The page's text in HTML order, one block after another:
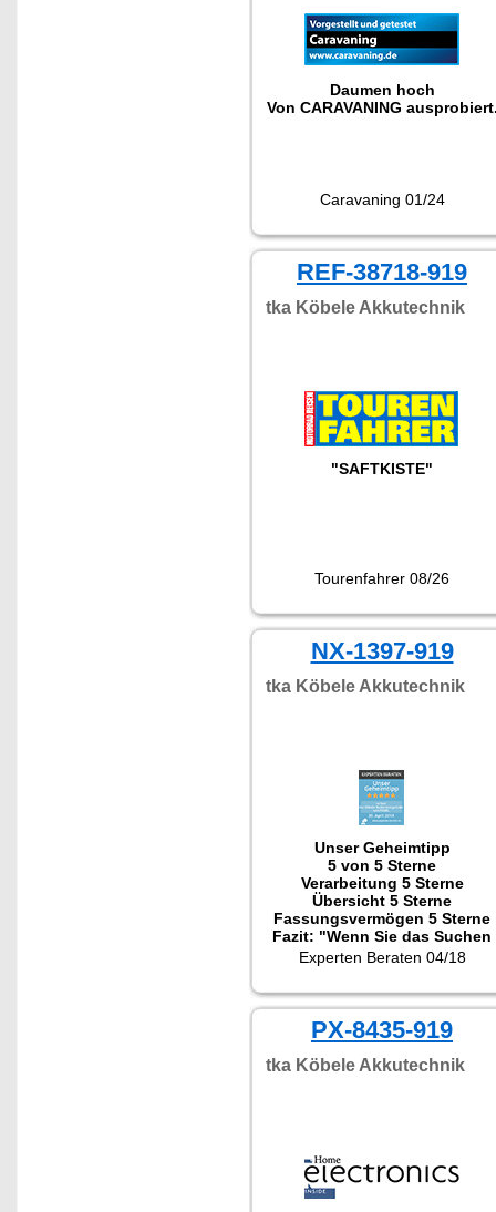
Daumen hoch
Von CARAVANING
Caravaning 01/24
REF-38718-919
tka Köbele Akkutechnik
"SAFTKISTE"
Tourenfahrer 08/26
NX-1397-919
tka Köbele Akkutechnik
Unser Geheimtipp
5 von 5 Sterne
Verarbeitung 5 Sterne
Übersicht 5 Sterne
Fassungsvermögen 5 Sterne
Fazit: "Wenn Sie das Suchen
nach der passenden Batterie
leid sind und immer wissen
wollen, ob noch Saft in der
Batterie ist, sollten Sie sich
den Batteriehalter mit
abnehmbaren Batterietester
anschaffen.
Experten Beraten 04/18
PX-8435-919
tka Köbele Akkutechnik